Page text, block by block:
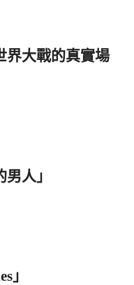
界大戰的真實場
人」
」